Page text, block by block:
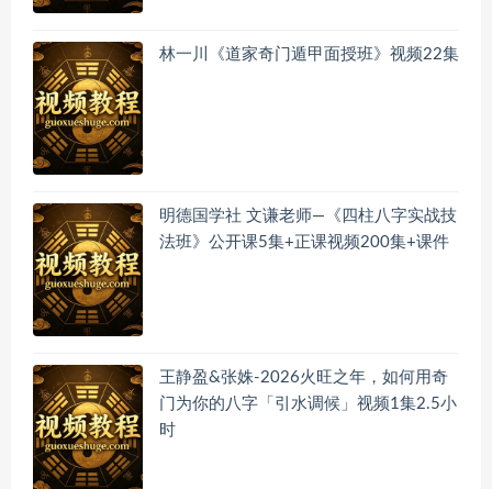
林一川《道家奇门遁甲面授班》视频22集
明德国学社 文谦老师—《四柱八字实战技
法班》公开课5集+正课视频200集+课件
王静盈&张姝-2026火旺之年，如何用奇
门为你的八字「引水调候」视频1集2.5小
时